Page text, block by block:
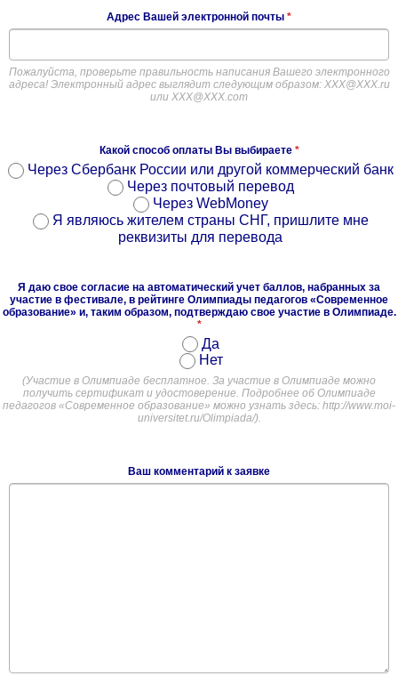
Адрес Вашей электронной почты *
Пожалуйста, проверьте правильность написания Вашего электронного
адреса! Электронный адрес выглядит следующим образом: ХХХ@ХХХ.ru
или XXX@XXX.com
Какой способ оплаты Вы выбираете *
Через Сбербанк России или другой коммерческий банк
Через почтовый перевод
Через WebMoney
Я являюсь жителем страны СНГ, пришлите мне
реквизиты для перевода
Я даю свое согласие на автоматический учет баллов, набранных за
участие в фестивале, в рейтинге Олимпиады педагогов «Современное
образование» и, таким образом, подтверждаю свое участие в Олимпиаде.
*
Да
Нет
(Участие в Олимпиаде бесплатное. За участие в Олимпиаде можно
получить сертификат и удостоверение. Подробнее об Олимпиаде
педагогов «Современное образование» можно узнать здесь: http://www.moi-
universitet.ru/Olimpiada/).
Ваш комментарий к заявке